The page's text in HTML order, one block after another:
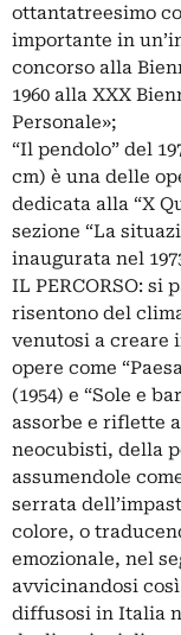
ottantatreesimo
importante in
concorso alla
1960 alla XXX
Personale»;
“Il pendolo” del
cm) è una delle
dedicata alla “X
sezione “La
inaugurata nel
IL PERCORSO: si
risentono del
venutosi a creare
opere come
(1954) e “Sole e
assorbe e riflette
neocubisti, della
assumendole
serrata
colore, o
emozionale, nel
avvicinandosi
diffusosi in Italia